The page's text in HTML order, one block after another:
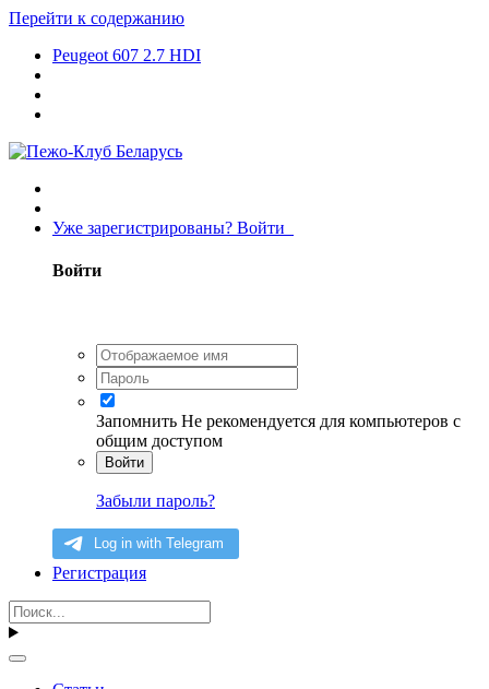
Перейти к содержанию
Peugeot 607 2.7 HDI
Уже зарегистрированы? Войти
Войти
Запомнить Не рекомендуется для компьютеров с
общим доступом
Войти
Забыли пароль?
Регистрация